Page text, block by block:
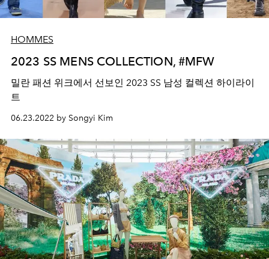
HOMMES
2023 SS MENS COLLECTION, #MFW
밀란 패션 위크에서 선보인 2023 SS 남성 컬렉션 하이라이
트
06.23.2022 by Songyi Kim